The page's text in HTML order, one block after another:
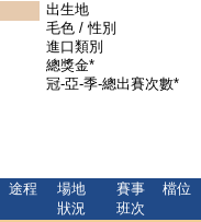
出生地
毛色 / 性別
進口類別
總獎金*
冠-亞-季-總出賽次數*
途程
場地
狀況
賽事
班次
檔位